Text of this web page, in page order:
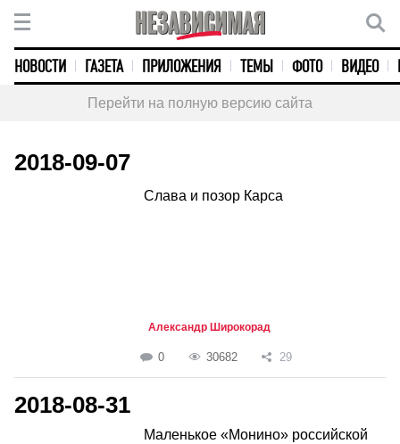
НОВОСТИ ГАЗЕТА ПРИЛОЖЕНИЯ ТЕМЫ ФОТО ВИДЕО
Перейти на полную версию сайта
2018-09-07
Слава и позор Карса
Александр Широкорад
0 30682 29
2018-08-31
Маленькое «Монино» российской